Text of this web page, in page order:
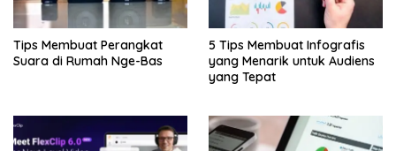
Tips Membuat Perangkat
Suara di Rumah Nge-Bas
5 Tips Membuat Infografis
yang Menarik untuk Audiens
yang Tepat